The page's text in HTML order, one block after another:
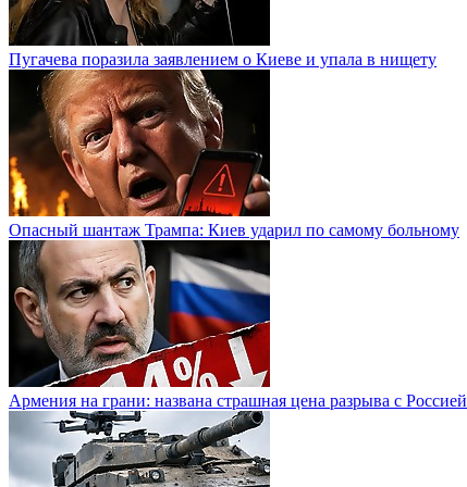
Пугачева поразила заявлением о Киеве и упала в нищету
Опасный шантаж Трампа: Киев ударил по самому больному
Армения на грани: названа страшная цена разрыва с Россией